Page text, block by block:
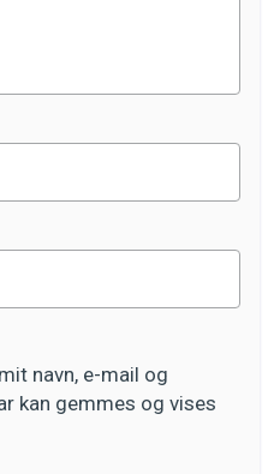
navn, e-mail og
kan gemmes og vises